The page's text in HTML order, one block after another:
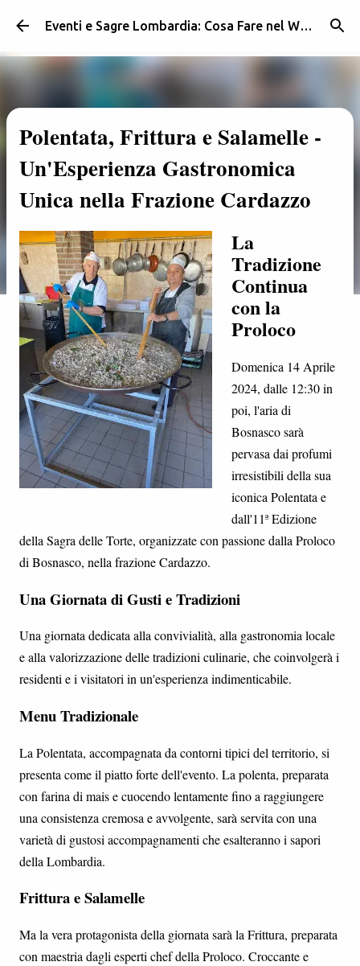
Passa ai contenuti principali Eventi e Sagre Lombardia: Cosa Fare nel Weekend | Weekendidea
Polentata, Frittura e Salamelle -
Un'Esperienza Gastronomica
Unica nella Frazione Cardazzo
La
Tradizione
Continua
con la
Proloco
Domenica 14 Aprile
2024, dalle 12:30 in
poi, l'aria di
Bosnasco sarà
pervasa dai profumi
irresistibili della sua
iconica Polentata e
dall'11ª Edizione
della Sagra delle Torte, organizzate con passione dalla Proloco
di Bosnasco, nella frazione Cardazzo.
Una Giornata di Gusti e Tradizioni
Una giornata dedicata alla convivialità, alla gastronomia locale
e alla valorizzazione delle tradizioni culinarie, che coinvolgerà i
residenti e i visitatori in un'esperienza indimenticabile.
Menu Tradizionale
La Polentata, accompagnata da contorni tipici del territorio, si
presenta come il piatto forte dell'evento. La polenta, preparata
con farina di mais e cuocendo lentamente fino a raggiungere
una consistenza cremosa e avvolgente, sarà servita con una
varietà di gustosi accompagnamenti che esalteranno i sapori
della Lombardia.
Frittura e Salamelle
Ma la vera protagonista della giornata sarà la Frittura, preparata
con maestria dagli esperti chef della Proloco. Croccante e